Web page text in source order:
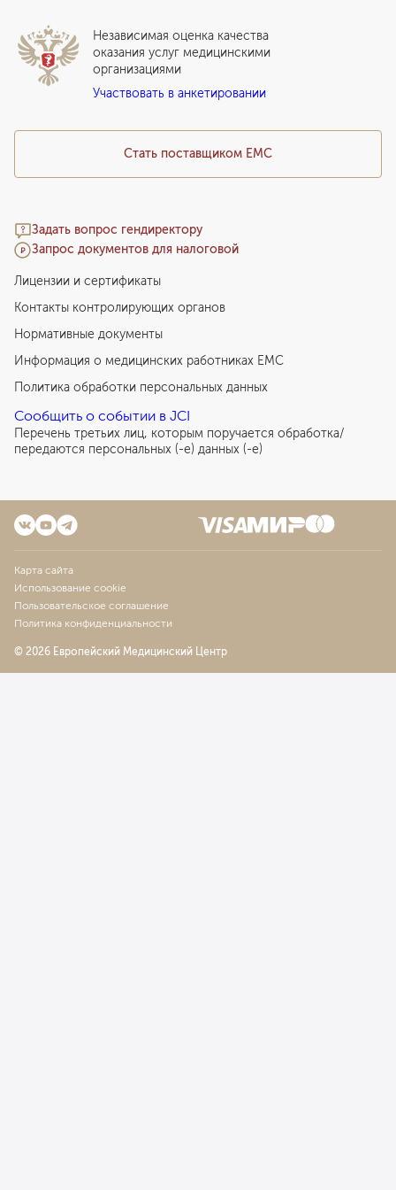
Прайс-лист
Подарочный сертификат EMC
Медицинский туризм
Программы привилегий
Стать поставщиком ЕМС
Задать вопрос гендиректору
Запрос документов для налоговой
Независимая оценка качества
оказания услуг медицинскими
организациями
Участвовать в анкетировании
Лицензии и сертификаты
Контакты контролирующих органов
Нормативные документы
Информация о медицинских работниках EMC
Политика обработки персональных данных
Сообщить о событии в JCI
Перечень третьих лиц, которым поручается обработка/
передаются персональных (-е) данных (-е)
Карта сайта
Использование cookie
Пользовательское соглашение
Политика конфиденциальности
© 2026 Европейский Медицинский Центр